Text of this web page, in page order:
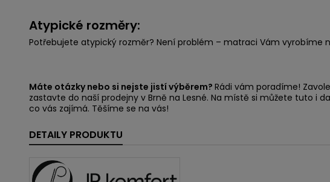
Atypické rozměry:
Potřebujete atypický rozměr? Není problém – matraci Vám vyrobíme
Máte otázky nebo si nejste jistí výběrem? Rádi vám poradíme!
zastavte do naší prodejny v Brně na Lesné. Na místě si můžete tuto i
co vás zajímá. Těšíme se na vás!
DETAILY PRODUKTU